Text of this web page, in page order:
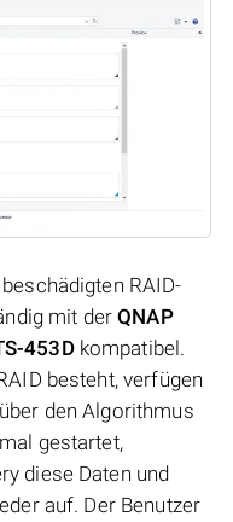
RAID-
mit derQNAP
453Dkompatibel.
besteht, verfügen
den Algorithmus
gestartet,
diese Daten und
auf. Der Benutzer